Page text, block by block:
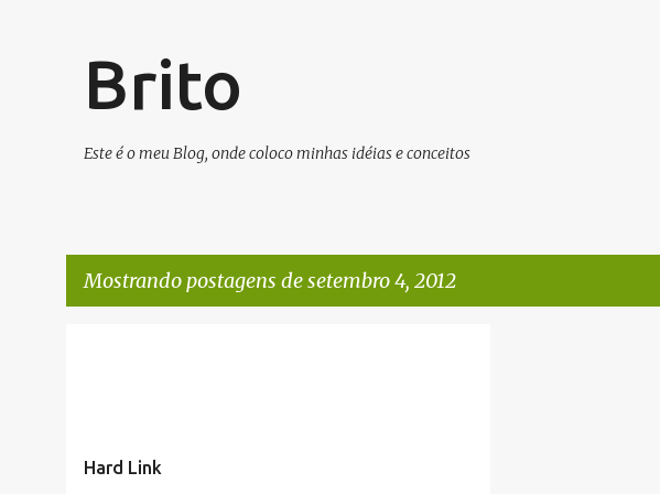
Brito
Este é o meu Blog, onde coloco minhas idéias e conceitos
Mostrando postagens de setembro 4, 2012
Hard Link